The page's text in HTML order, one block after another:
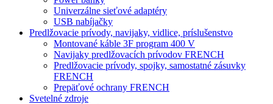
Univerzálne sieťové adaptéry
USB nabíjačky
Predlžovacie prívody, navijaky, vidlice, príslušenstvo
Montované káble 3F program 400 V
Navijaky predlžovacích prívodov FRENCH
Predlžovacie prívody, spojky, samostatné zásuvky
FRENCH
Prepäťové ochrany FRENCH
Svetelné zdroje